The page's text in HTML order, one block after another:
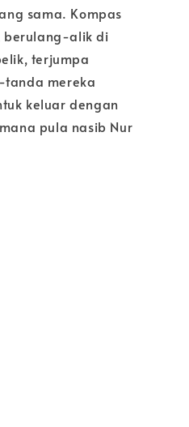
sama. Kompas
berulang-alik di
terjumpa
mereka
keluar dengan
pula nasib Nur